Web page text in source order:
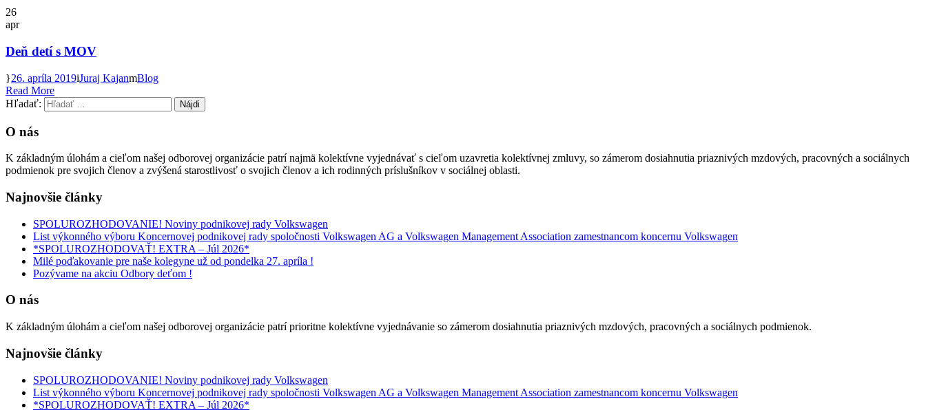
26
apr
Deň detí s MOV
26. apríla 2019 Juraj Kajan
Blog
Read More
Hľadať:
O nás
K základným úlohám a cieľom našej odborovej organizácie patrí najmä kolektívne vyjednávať s cieľom uzavretia kolektívnej zmluvy, so zámerom dosiahnutia priaznivých mzdových, pracovných a sociálnych
podmienok pre svojich členov a zvýšená starostlivosť o svojich členov a ich rodinných príslušníkov v sociálnej oblasti.
Najnovšie články
SPOLUROZHODOVANIE! Noviny podnikovej rady Volkswagen
List výkonného výboru Koncernovej podnikovej rady spoločnosti Volkswagen AG a Volkswagen Management Association zamestnancom koncernu Volkswagen
*SPOLUROZHODOVAŤ! EXTRA – Júl 2026*
Milé poďakovanie pre naše kolegyne už od pondelka 27. apríla !
Pozývame na akciu Odbory deťom !
O nás
K základným úlohám a cieľom našej odborovej organizácie patrí prioritne kolektívne vyjednávanie so zámerom dosiahnutia priaznivých mzdových, pracovných a sociálnych podmienok.
Najnovšie články
SPOLUROZHODOVANIE! Noviny podnikovej rady Volkswagen
List výkonného výboru Koncernovej podnikovej rady spoločnosti Volkswagen AG a Volkswagen Management Association zamestnancom koncernu Volkswagen
*SPOLUROZHODOVAŤ! EXTRA – Júl 2026*